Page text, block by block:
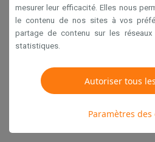
mesurer leur efficacité. Elles nous
le contenu de nos sites à vos
partage de contenu sur les
statistiques.
Autoriser tous
Paramètres des